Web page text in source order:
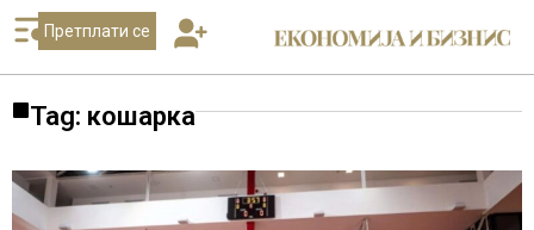
Претплати се
Tag: кошарка